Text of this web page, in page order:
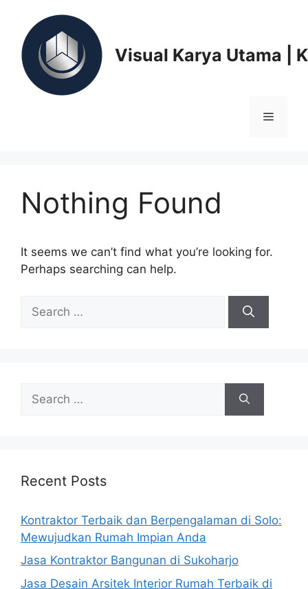
content
Visual Karya Utama |
Menu
Nothing Found
It seems we can’t find what you’re looking for.
Perhaps searching can help.
for:
for:
Recent Posts
Kontraktor Terbaik dan Berpengalaman di Solo:
Mewujudkan Rumah Impian Anda
Jasa Kontraktor Bangunan di Sukoharjo
Jasa Desain Arsitek Interior Rumah Terbaik di